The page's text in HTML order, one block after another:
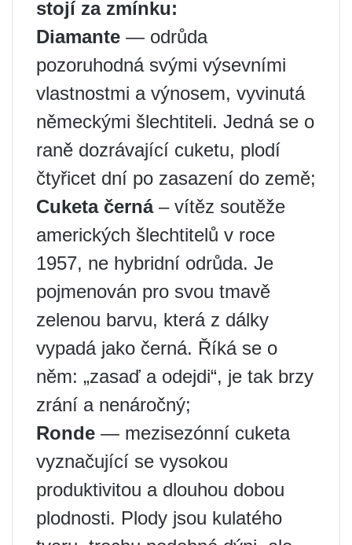
stojí za zmínku:
Diamante — odrůda
pozoruhodná svými výsevními
vlastnostmi a výnosem, vyvinutá
německými šlechtiteli. Jedná se o
raně dozrávající cuketu, plodí
čtyřicet dní po zasazení do země;
Cuketa černá– vítěz soutěže
amerických šlechtitelů v roce
1957, ne hybridní odrůda. Je
pojmenován pro svou tmavě
zelenou barvu, která z dálky
vypadá jako černá. Říká se o
něm: „zasaď a odejdi“, je tak brzy
zrání a nenáročný;
Ronde — mezisezónní cuketa
vyznačující se vysokou
produktivitou a dlouhou dobou
plodnosti. Plody jsou kulatého